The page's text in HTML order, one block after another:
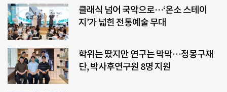
클래식 넘어 국악으로…‘온소 스테이
지’가 넓힌 전통예술 무대
학위는 땄지만 연구는 막막…정몽구재
단, 박사후연구원 8명 지원